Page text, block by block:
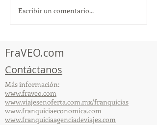
TourTravelynByFraveo
participó en la
Escribir un comentario...
FraVEO.com
Contáctanos
Más información:
www.fraveo.com
www.viajesenoferta.com.mx/franquicias
www.franquiciaeconomica.com
www.franquiciaagenciadeviajes.com